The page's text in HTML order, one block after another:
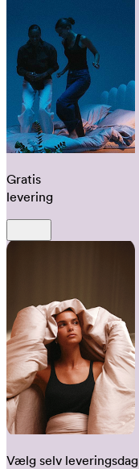
Gratis
levering
Vælg selv leveringsdag